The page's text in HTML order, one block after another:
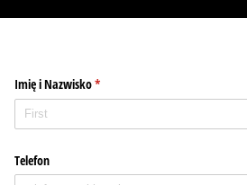
Imię i Nazwisko*
(required)
Telefon